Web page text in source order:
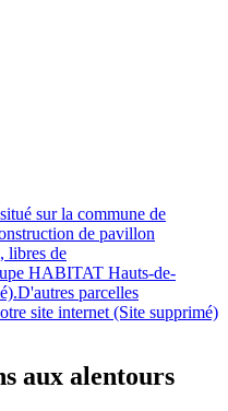
sur la commune de
de pavillon
libres de
HABITAT Hauts-de-
parcelles
site internet (Site supprimé)
aux alentours